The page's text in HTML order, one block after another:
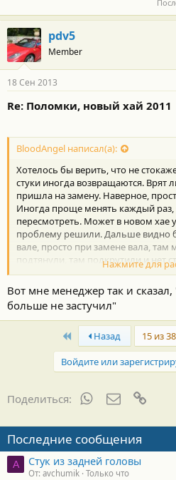
pdv5
Member
18 Сен 2013
Re: Поломки, новый хай 2011
BloodAngel написал(а):
Хотелось бы верить, что не
стуки иногда возвращаются. Врят
пришла на замену. Наверное,
Иногда проще менять каждый раз,
пересмотреть. Может в новом хае
проблему решили. Дальше видно
вале, просто при замене вала, там
подтянули, там подкрутили и нет
стук... а вал-просто надежда.
У меня тоже стукает. Как и у Zhuk'а.
на недавнем ТО даже не
стукнет три раза и все... я, к слову,
счастливчик и мой стук
менеджера по гарантии. Так что,
ждать явного проявления и тогда
постоянное не заставит себя
Нажмите для
Вот мне менеджер так и
больше не застучил"
First Назад 15 из 38
Войдите или
Поделиться: WhatsApp
Последние сообщения
A Стук из задней головы
От: avchumik Только что